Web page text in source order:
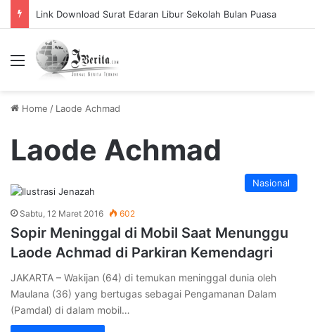
Link Download Surat Edaran Libur Sekolah Bulan Puasa
Menu
Home / Laode Achmad
Laode Achmad
Nasional
Sabtu, 12 Maret 2016 602
Sopir Meninggal di Mobil Saat Menunggu
Laode Achmad di Parkiran Kemendagri
JAKARTA – Wakijan (64) di temukan meninggal dunia oleh
Maulana (36) yang bertugas sebagai Pengamanan Dalam
(Pamdal) di dalam mobil…